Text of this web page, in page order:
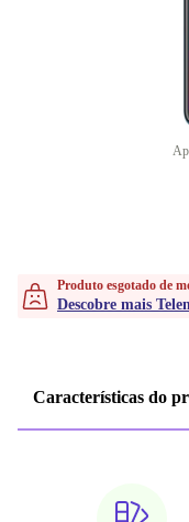
Produto esgotado de
Descobre mais
Características do